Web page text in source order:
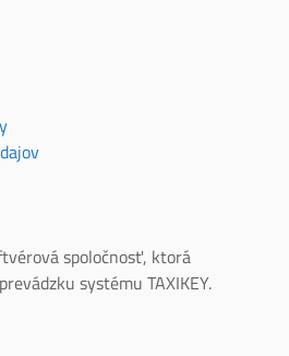
spoločnosť, ktorá
systému TAXIKEY.